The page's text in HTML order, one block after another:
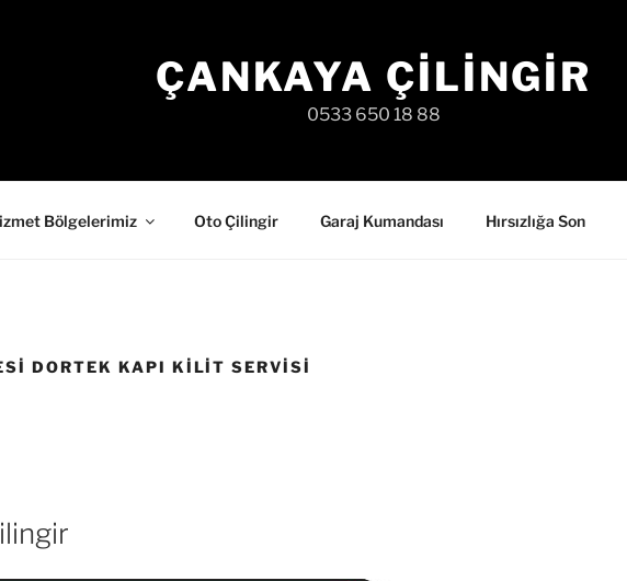
ÇANKAYA ÇILINGIR
0533 650 18 88
Bölgelerimiz Oto Çilingir Garaj Kumandası Hırsızlığa Son
DORTEK KAPI KILIT SERVISI